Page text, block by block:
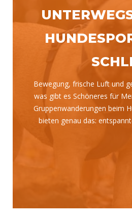
Bewegung, frische Luft und
was gibt es Schöneres für
Gruppenwanderungen beim
bieten genau das: